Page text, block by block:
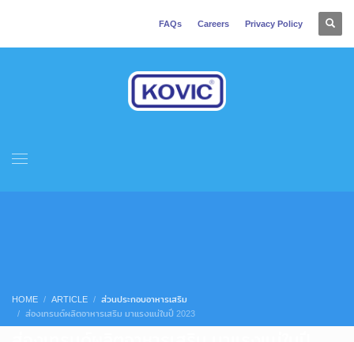
FAQs Careers Privacy Policy
HOME ARTICLE
ส่วนประกอบอาหารเสริม
ส่องเทรนด์ผลิตอาหารเสริม มาแรงแน่ในปี 2023